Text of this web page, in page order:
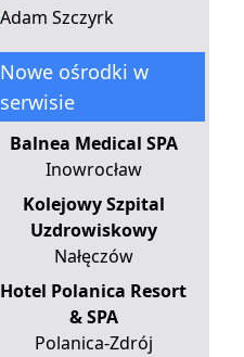
Nowe ośrodki w
serwisie
Balnea Medical SPA
Inowrocław
Kolejowy Szpital
Uzdrowiskowy
Nałęczów
Hotel Polanica Resort
& SPA
Polanica-Zdrój